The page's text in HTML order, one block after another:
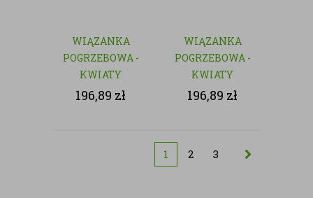
WIĄZANKA
POGRZEBOWA -
KWIATY
SZTUCZNE
196,89 zł
WIĄZANKA
POGRZEBOWA -
KWIATY
SZTUCZNE
196,89 zł
1 2 3